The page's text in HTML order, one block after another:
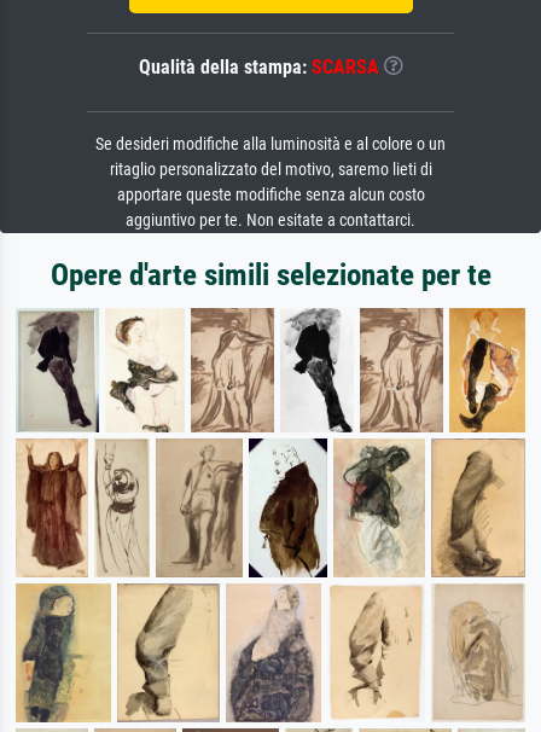
Qualità della stampa: SCARSA
Se desideri modifiche alla luminosità e al colore o un
ritaglio personalizzato del motivo, saremo lieti di
apportare queste modifiche senza alcun costo
aggiuntivo per te. Non esitate a contattarci.
Opere d'arte simili selezionate per te